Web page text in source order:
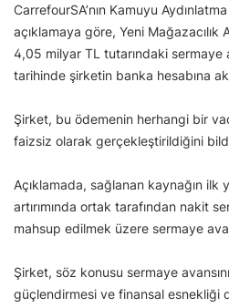
CarrefourSA’nın Kamuyu
açıklamaya göre, Yeni Mağazacılık
4,05 milyar TL tutarındaki sermaye
tarihinde şirketin banka hesabına
Şirket, bu ödemenin herhangi bir
faizsiz olarak gerçekleştirildiğini
Açıklamada, sağlanan kaynağın ilk
artırımında ortak tarafından nakit
mahsup edilmek üzere sermaye
Şirket, söz konusu sermaye
güçlendirmesi ve finansal esnekliği